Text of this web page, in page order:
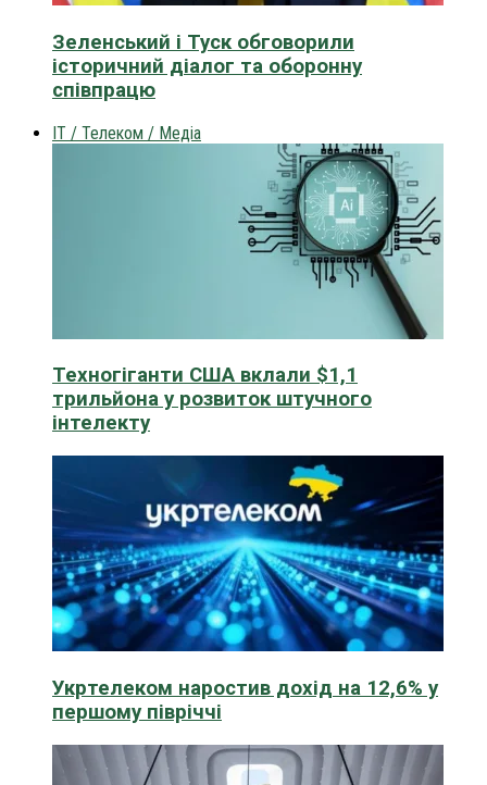
Зеленський і Туск обговорили
історичний діалог та оборонну
співпрацю
IT / Телеком / Медіа
Техногіганти США вклали $1,1
трильйона у розвиток штучного
інтелекту
Укртелеком наростив дохід на 12,6% у
першому півріччі